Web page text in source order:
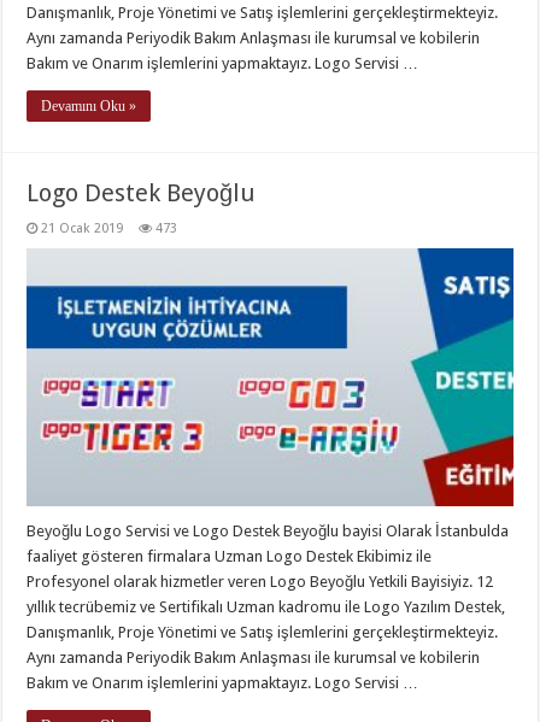
Danışmanlık, Proje Yönetimi ve Satış işlemlerini gerçekleştirmekteyiz.
Aynı zamanda Periyodik Bakım Anlaşması ile kurumsal ve kobilerin
Bakım ve Onarım işlemlerini yapmaktayız. Logo Servisi …
Devamını Oku »
Logo Destek Beyoğlu
21 Ocak 2019 473
Beyoğlu Logo Servisi ve Logo Destek Beyoğlu bayisi Olarak İstanbulda
faaliyet gösteren firmalara Uzman Logo Destek Ekibimiz ile
Profesyonel olarak hizmetler veren Logo Beyoğlu Yetkili Bayisiyiz. 12
yıllık tecrübemiz ve Sertifikalı Uzman kadromu ile Logo Yazılım Destek,
Danışmanlık, Proje Yönetimi ve Satış işlemlerini gerçekleştirmekteyiz.
Aynı zamanda Periyodik Bakım Anlaşması ile kurumsal ve kobilerin
Bakım ve Onarım işlemlerini yapmaktayız. Logo Servisi …